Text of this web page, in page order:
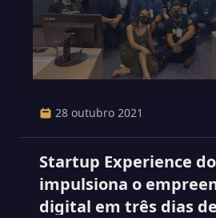
28 outubro 2021
Startup Experience
impulsiona o
digital em três dias